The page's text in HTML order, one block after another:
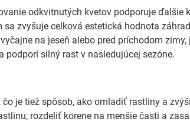
odkvitnutých kvetov podporuje ďalšie
zvyšuje celková estetická hodnota
na jeseň alebo pred príchodom
podporí silný rast v nasledujúcej sezóne.
je tiež spôsob, ako omladiť rastliny a
rozdeliť korene na menšie časti a